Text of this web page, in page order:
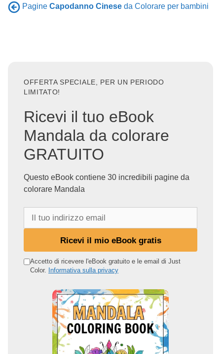
Pagine Capodanno Cinese da Colorare per bambini
OFFERTA SPECIALE, PER UN PERIODO
LIMITATO!
Ricevi il tuo eBook
Mandala da colorare
GRATUITO
Questo eBook contiene 30 incredibili pagine da
colorare Mandala
o
Ricevi il mio eBook gratis
Accetto di ricevere l'eBook gratuito e le email di Just
Color. Informativa sulla privacy